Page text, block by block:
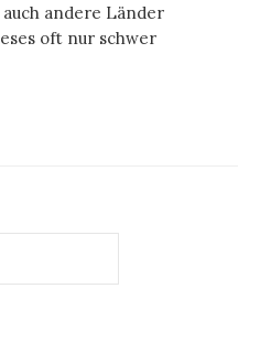
andere Länder
oft nur schwer